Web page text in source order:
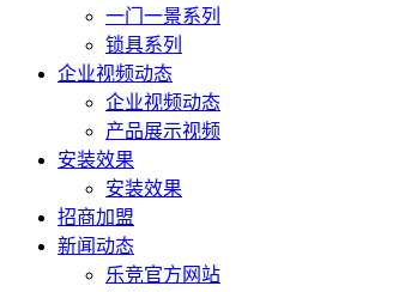
一门一景系列
锁具系列
企业视频动态
企业视频动态
产品展示视频
安装效果
安装效果
招商加盟
新闻动态
乐竞官方网站